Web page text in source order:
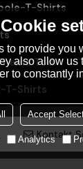
Kontakt
T-Shirts
Tod
T-Shirts
Cookie
to provide you
also allow us
to constantly
Accept
Analytics